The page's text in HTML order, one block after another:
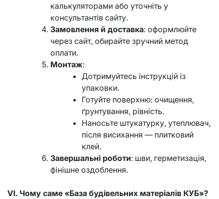
калькуляторами або уточніть у
консультантів сайту.
Замовлення й доставка: оформлюйте
через сайт, обирайте зручний метод
оплати.
Монтаж:
Дотримуйтесь інструкцій із
упаковки.
Готуйте поверхню: очищення,
ґрунтування, рівність.
Наносьте штукатурку, утеплювач,
після висихання — плитковий
клей.
Завершальні роботи: шви, герметизація,
фінішне оздоблення.
VI. Чому саме «База будівельних матеріалів КУБ»?